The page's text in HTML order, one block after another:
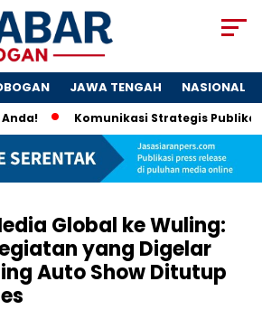
JAWA TENGAH NASIONAL
Komunikasi Strategis Publikasi Press
Global ke Wuling:
yang Digelar
Auto Show Ditutup